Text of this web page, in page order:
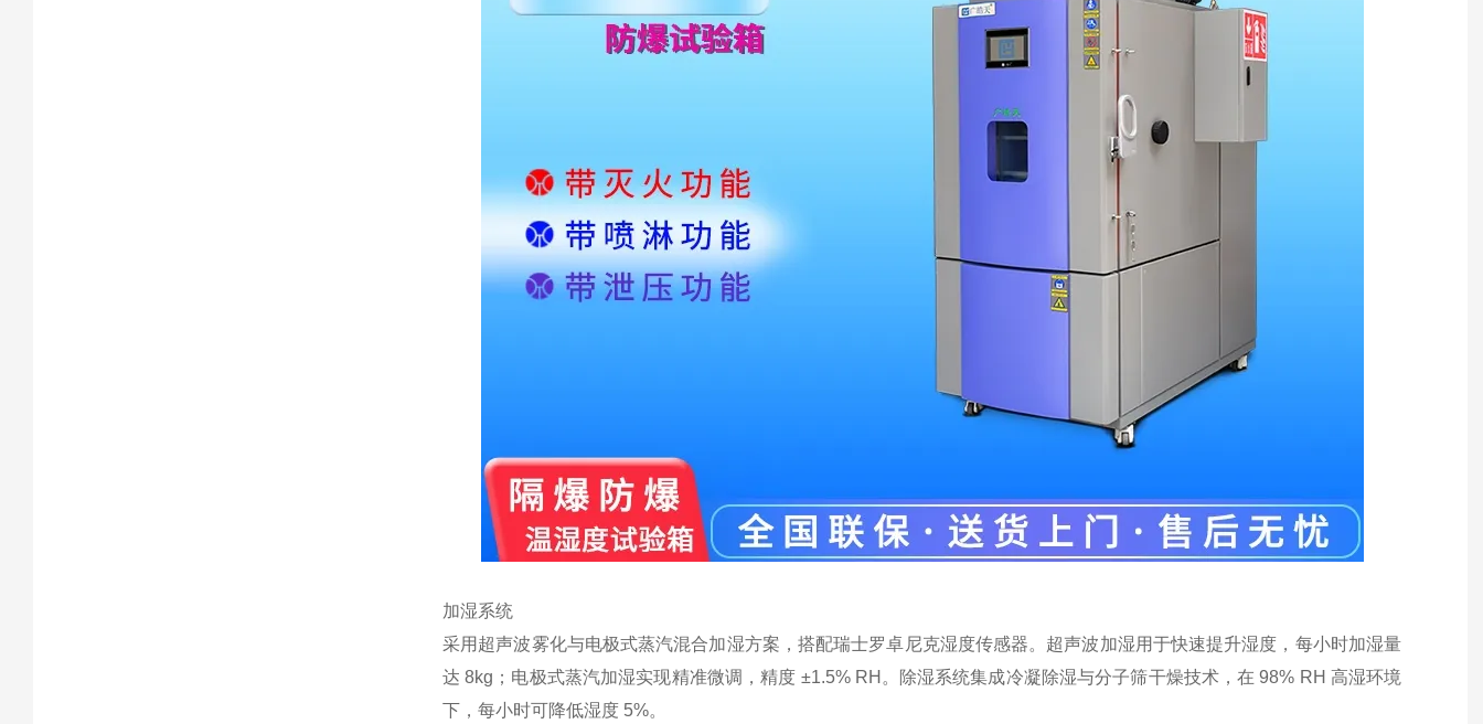
加湿系统
采用超声波雾化与电极式蒸汽混合加湿方案，搭配瑞士罗卓尼克湿度传感器。超声波加湿用于快速提升湿度，每小时加湿量
达 8kg；电极式蒸汽加湿实现精准微调，精度 ±1.5% RH。除湿系统集成冷凝除湿与分子筛干燥技术，在 98% RH 高湿环境
下，每小时可降低湿度 5%。